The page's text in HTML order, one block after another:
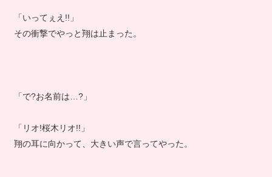
「いってぇえ!!」
その衝撃でやっと翔は止まった。
「で?お名前は…?」
「リオ!桜木リオ!!」
翔の耳に向かって、大きい声で言ってやった。